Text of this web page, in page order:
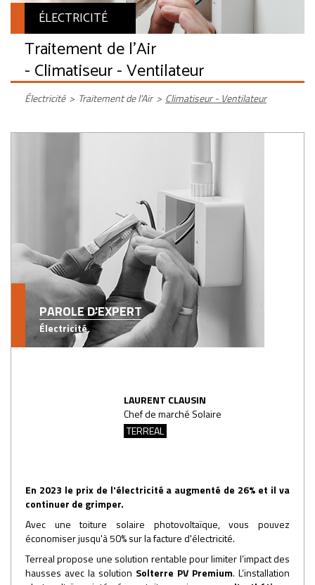
ÉLECTRICITÉ
Traitement de l'Air
- Climatiseur - Ventilateur
Électricité > Traitement de l'Air > Climatiseur - Ventilateur
PAROLE D'EXPERT
Électricité
LAURENT CLAUSIN
Chef de marché Solaire
TERREAL
En 2023 le prix de l'électricité a augmenté de 26% et il va
continuer de grimper.
Avec une toiture solaire photovoltaïque, vous pouvez
économiser jusqu'à 50% sur la facture d'électricité.
Terreal propose une solution rentable pour limiter l’impact des
hausses avec la solution Solterre PV Premium. L’installation